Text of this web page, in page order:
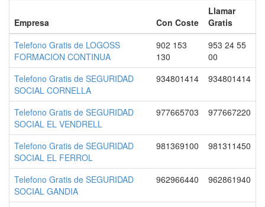
Empresa Con Coste
Llamar
Gratis
Telefono Gratis de LOGOSS
FORMACION CONTINUA
902 153
130
953 24 55
00
Telefono Gratis de SEGURIDAD
SOCIAL CORNELLA
934801414 934801414
Telefono Gratis de SEGURIDAD
SOCIAL EL VENDRELL
977665703 977667220
Telefono Gratis de SEGURIDAD
SOCIAL EL FERROL
981369100 981311450
Telefono Gratis de SEGURIDAD
SOCIAL GANDIA
962966440 962861940